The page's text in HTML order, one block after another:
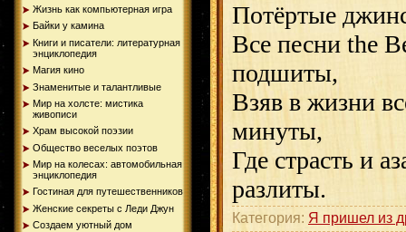
Жизнь как компьютерная игра
Байки у камина
Книги и писатели: литературная
энциклопедия
Магия кино
Знаменитые и талантливые
Мир на холсте: мистика
живописи
Храм высокой поэзии
Общество веселых поэтов
Мир на колесах: автомобильная
энциклопедия
Гостиная для путешественников
Женские секреты с Леди Джун
Создаем уютный дом
Потёртые
Все песни the
подшиты,
Взяв в жизни
минуты,
Где страсть и
разлиты.
Категория: Я пришел из